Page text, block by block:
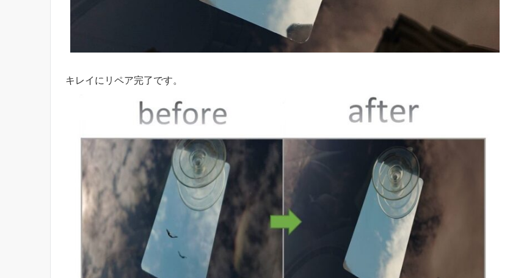
キレイにリペア完了です。